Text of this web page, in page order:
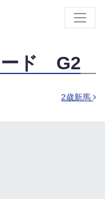
ード G2
2歳新馬